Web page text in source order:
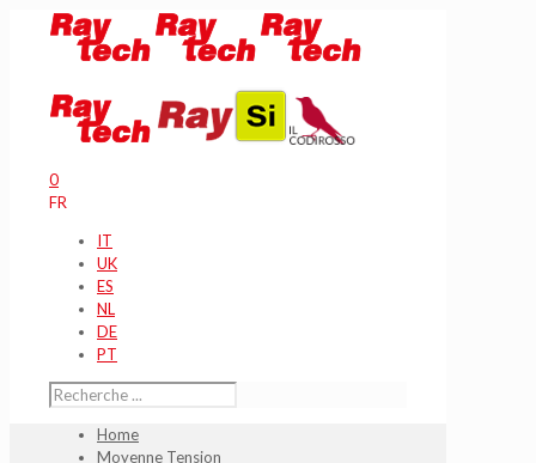
0
FR
IT
UK
ES
NL
DE
PT
Home
Moyenne Tension